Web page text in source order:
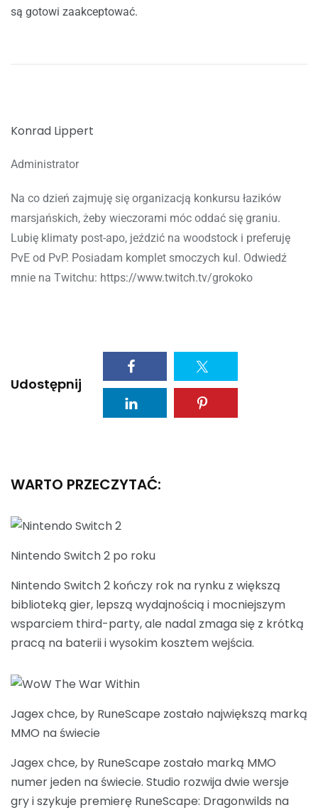
są gotowi zaakceptować.
Konrad Lippert
Administrator
Na co dzień zajmuję się organizacją konkursu łazików
marsjańskich, żeby wieczorami móc oddać się graniu.
Lubię klimaty post-apo, jeździć na woodstock i preferuję
PvE od PvP. Posiadam komplet smoczych kul. Odwiedź
mnie na Twitchu: https://www.twitch.tv/grokoko
Udostępnij
WARTO PRZECZYTAĆ:
Nintendo Switch 2 po roku
Nintendo Switch 2 kończy rok na rynku z większą
biblioteką gier, lepszą wydajnością i mocniejszym
wsparciem third-party, ale nadal zmaga się z krótką
pracą na baterii i wysokim kosztem wejścia.
Jagex chce, by RuneScape zostało największą marką
MMO na świecie
Jagex chce, by RuneScape zostało marką MMO
numer jeden na świecie. Studio rozwija dwie wersje
gry i szykuje premierę RuneScape: Dragonwilds na